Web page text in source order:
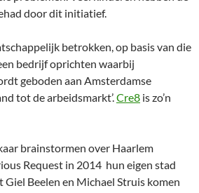
door dit initiatief.
betrokken, op basis van die
bedrijf oprichten waarbij
geboden aan Amsterdamse
tot de arbeidsmarkt’.Cre8 is zo’n
brainstormen over Haarlem
Request in 2014 hun eigen stad
Giel Beelen en Michael Struis komen